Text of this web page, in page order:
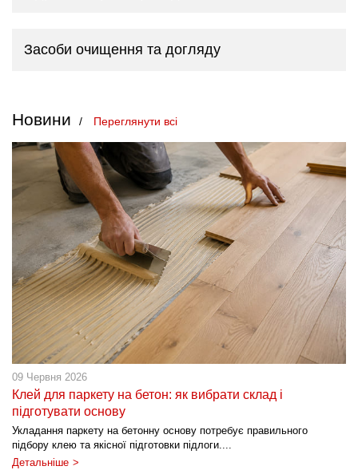
Засоби очищення та догляду
Новини Переглянути всі
09 Червня 2026
Клей для паркету на бетон: як вибрати склад і
підготувати основу
Укладання паркету на бетонну основу потребує правильного
підбору клею та якісної підготовки підлоги....
Детальніше